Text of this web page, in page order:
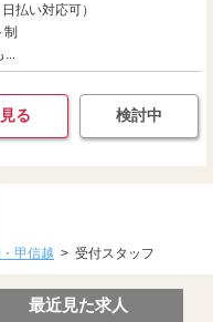
払い対応可）
...
る 検討中
甲信越 > 受付スタッフ
最近見た求人